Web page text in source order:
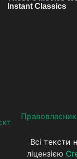
Всі тексти
ліцензією